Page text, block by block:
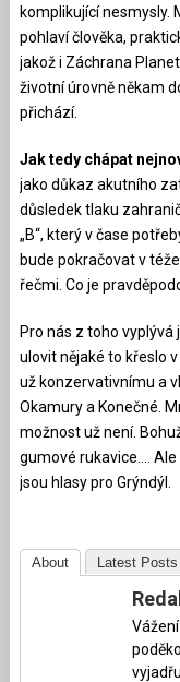
komplikující nesmysly.
pohlaví člověka,
jakož i Záchrana
životní úrovně někam
přichází.
Jak tedy chápat
jako důkaz akutního
důsledek tlaku
„B“, který v čase
bude pokračovat v
řečmi. Co je
Pro nás z toho
ulovit nějaké to křeslo
už konzervativnímu a
Okamury a Konečné.
možnost už není.
gumové rukavice….
jsou hlasy pro Grýndýl.
About Latest Posts